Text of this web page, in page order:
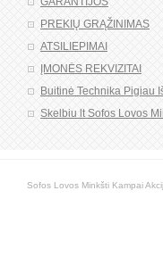
PREKIŲ GRĄŽINIMAS
ATSILIEPIMAI
ĮMONĖS REKVIZITAI
Buitinė Technika Pigiau
Skelbiu lt Sofos Lovos
Sofos Lovos Minkšti Kampai